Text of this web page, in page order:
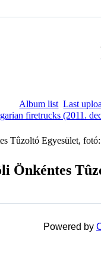
Album list Last
firetrucks (2011.
Önkéntes
Powered by